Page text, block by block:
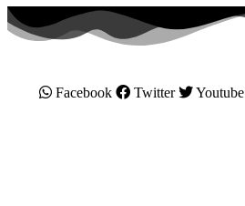
Facebook Twitter Youtube